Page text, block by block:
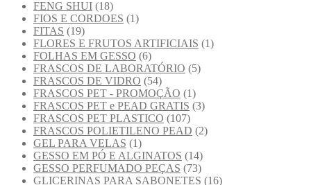
FENG SHUI (18)
FIOS E CORDOES (1)
FITAS (19)
FLORES E FRUTOS ARTIFICIAIS (1)
FOLHAS EM GESSO (6)
FRASCOS DE LABORATÓRIO (5)
FRASCOS DE VIDRO (54)
FRASCOS PET - PROMOÇÃO (1)
FRASCOS PET e PEAD GRATIS (3)
FRASCOS PET PLASTICO (107)
FRASCOS POLIETILENO PEAD (2)
GEL PARA VELAS (1)
GESSO EM PÓ E ALGINATOS (14)
GESSO PERFUMADO PEÇAS (73)
GLICERINAS PARA SABONETES (16)